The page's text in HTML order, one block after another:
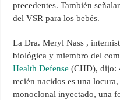
precedentes. También
del VSR para los bebés.
La Dra. Meryl Nass ,
biológica y miembro del
Health Defense (CHD), dijo:
recién nacidos es una
monoclonal inyectado, una